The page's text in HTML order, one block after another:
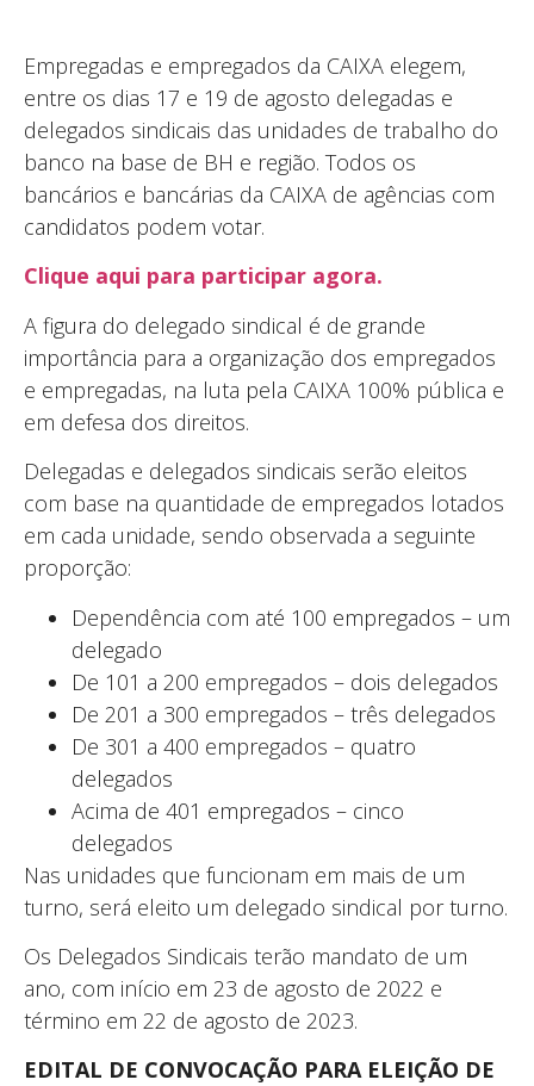
Empregadas e empregados da CAIXA elegem,
entre os dias 17 e 19 de agosto delegadas e
delegados sindicais das unidades de trabalho do
banco na base de BH e região. Todos os
bancários e bancárias da CAIXA de agências com
candidatos podem votar.
Clique aqui para participar agora.
A figura do delegado sindical é de grande
importância para a organização dos empregados
e empregadas, na luta pela CAIXA 100% pública e
em defesa dos direitos.
Delegadas e delegados sindicais serão eleitos
com base na quantidade de empregados lotados
em cada unidade, sendo observada a seguinte
proporção:
Dependência com até 100 empregados – um
delegado
De 101 a 200 empregados – dois delegados
De 201 a 300 empregados – três delegados
De 301 a 400 empregados – quatro
delegados
Acima de 401 empregados – cinco
delegados
Nas unidades que funcionam em mais de um
turno, será eleito um delegado sindical por turno.
Os Delegados Sindicais terão mandato de um
ano, com início em 23 de agosto de 2022 e
término em 22 de agosto de 2023.
EDITAL DE CONVOCAÇÃO PARA ELEIÇÃO DE